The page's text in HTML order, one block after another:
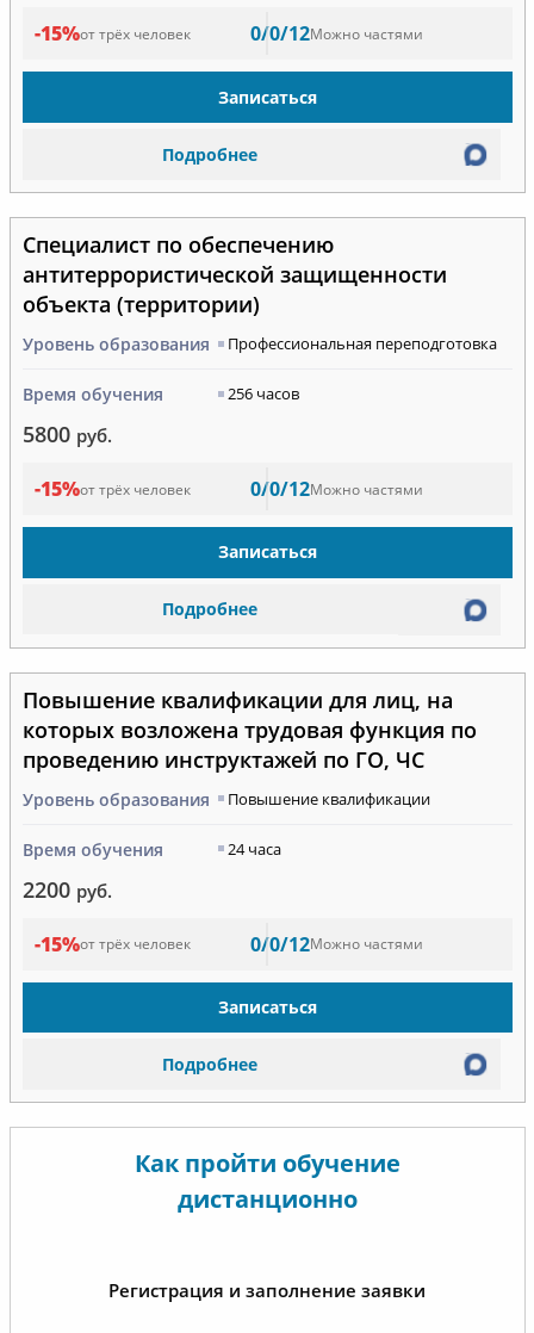
-15%от трёх человек 0/0/12Можно частями
Записаться
Подробнее
Специалист по обеспечению
антитеррористической защищенности
объекта (территории)
Уровень образования Профессиональная переподготовка
Время обучения 256 часов
5800 руб.
-15%от трёх человек 0/0/12Можно частями
Записаться
Подробнее
Повышение квалификации для лиц, на
которых возложена трудовая функция по
проведению инструктажей по ГО, ЧС
Уровень образования Повышение квалификации
Время обучения 24 часа
2200 руб.
-15%от трёх человек 0/0/12Можно частями
Записаться
Подробнее
Как пройти обучение
дистанционно
Регистрация и заполнение заявки